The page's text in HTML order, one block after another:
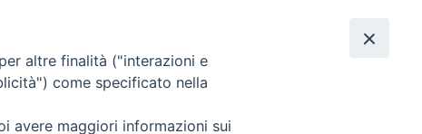
Nasce la Consulta Diocesana delle Aggregazioni Laicali di
Castellaneta
Archivio comunicati stampa
altre finalità ("interazioni e
come specificato nella
avere maggiori informazioni sui